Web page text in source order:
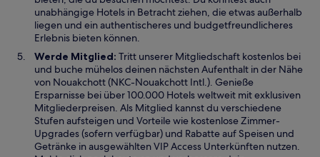
unabhängige Hotels in Betracht ziehen, die etwas außerhalb
liegen und ein authentischeres und budgetfreundlicheres
Erlebnis bieten können.
Werde Mitglied: Tritt unserer Mitgliedschaft kostenlos bei
und buche mühelos deinen nächsten Aufenthalt in der Nähe
von Nouakchott (NKC-Nouakchott Intl.). Genieße
Ersparnisse bei über 100.000 Hotels weltweit mit exklusiven
Mitgliederpreisen. Als Mitglied kannst du verschiedene
Stufen aufsteigen und Vorteile wie kostenlose Zimmer-
Upgrades (sofern verfügbar) und Rabatte auf Speisen und
Getränke in ausgewählten VIP Access Unterkünften nutzen.